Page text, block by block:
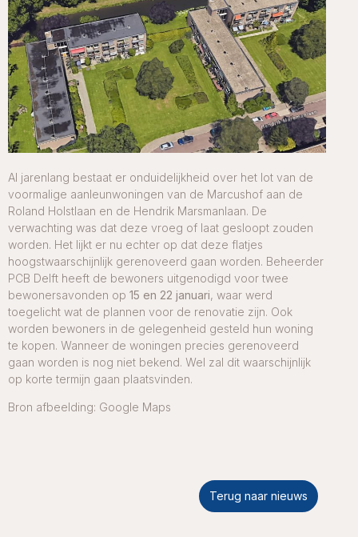
Al jarenlang bestaat er onduidelijkheid over het lot van de
voormalige aanleunwoningen van de Marcushof aan de
Roland Holstlaan en de Hendrik Marsmanlaan. De
verwachting was dat deze vroeg of laat gesloopt zouden
worden. Het lijkt er nu echter op dat deze flatjes
hoogstwaarschijnlijk gerenoveerd gaan worden. Beheerder
PCB Delft heeft de bewoners uitgenodigd voor twee
bewonersavonden op 15 en 22 januari, waar werd
toegelicht wat de plannen voor de renovatie zijn. Ook
worden bewoners in de gelegenheid gesteld hun woning
te kopen. Wanneer de woningen precies gerenoveerd
gaan worden is nog niet bekend. Wel zal dit waarschijnlijk
op korte termijn gaan plaatsvinden.
Bron afbeelding: Google Maps
Terug naar nieuws